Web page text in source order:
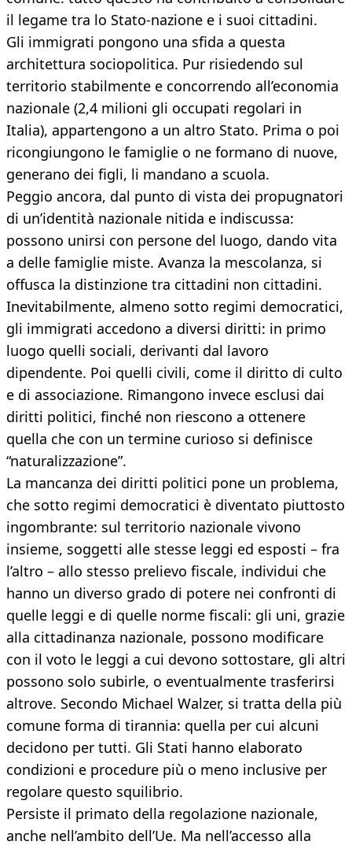
il legame tra lo Stato-nazione e i suoi cittadini.
Gli immigrati pongono una sfida a questa
architettura sociopolitica. Pur risiedendo sul
territorio stabilmente e concorrendo all’economia
nazionale (2,4 milioni gli occupati regolari in
Italia), appartengono a un altro Stato. Prima o poi
ricongiungono le famiglie o ne formano di nuove,
generano dei figli, li mandano a scuola.
Peggio ancora, dal punto di vista dei propugnatori
di un’identità nazionale nitida e indiscussa:
possono unirsi con persone del luogo, dando vita
a delle famiglie miste. Avanza la mescolanza, si
offusca la distinzione tra cittadini non cittadini.
Inevitabilmente, almeno sotto regimi democratici,
gli immigrati accedono a diversi diritti: in primo
luogo quelli sociali, derivanti dal lavoro
dipendente. Poi quelli civili, come il diritto di culto
e di associazione. Rimangono invece esclusi dai
diritti politici, finché non riescono a ottenere
quella che con un termine curioso si definisce
“naturalizzazione”.
La mancanza dei diritti politici pone un problema,
che sotto regimi democratici è diventato piuttosto
ingombrante: sul territorio nazionale vivono
insieme, soggetti alle stesse leggi ed esposti – fra
l’altro – allo stesso prelievo fiscale, individui che
hanno un diverso grado di potere nei confronti di
quelle leggi e di quelle norme fiscali: gli uni, grazie
alla cittadinanza nazionale, possono modificare
con il voto le leggi a cui devono sottostare, gli altri
possono solo subirle, o eventualmente trasferirsi
altrove. Secondo Michael Walzer, si tratta della più
comune forma di tirannia: quella per cui alcuni
decidono per tutti. Gli Stati hanno elaborato
condizioni e procedure più o meno inclusive per
regolare questo squilibrio.
Persiste il primato della regolazione nazionale,
anche nell’ambito dell’Ue. Ma nell’accesso alla